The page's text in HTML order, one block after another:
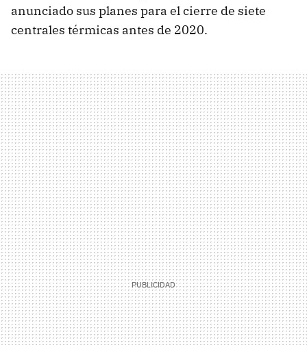
anunciado sus planes para el cierre de siete
centrales térmicas antes de 2020.